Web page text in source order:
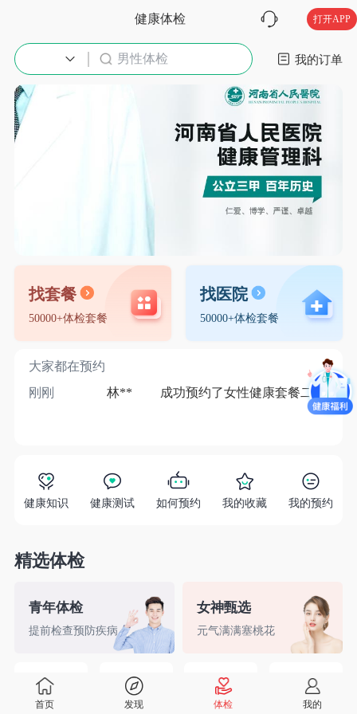
健康体检 打开APP
男性体检 入职体检 我的订单
找套餐
50000+体检套餐
找医院
50000+体检套餐
大家都在预约
刚刚
林** 成功预约了女性健康套餐二档 1分
健康知识 健康测试 如何预约 我的收藏 我的预约
精选体检
青年体检
提前检查预防疾病
女神甄选
元气满满塞桃花
精英白领 备孕检查 入职体检 婚前检查
首页 发现 体检 我的